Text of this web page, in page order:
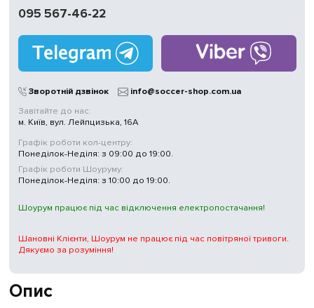
Опис
095 567-46-22
Зворотній дзвінок
info@soccer-shop.com.ua
Завітайте до нас:
м. Київ, вул. Лейпцизька, 16А
Графік роботи кол-центру:
Понеділок-Неділя: з 09:00 до 19:00.
Графік роботи Шоуруму:
Понеділок-Неділя: з 10:00 до 19:00.
Шоурум працює під час відключення електропостачання!
Шановні Клієнти, Шоурум не працює під час повітряної тривоги.
Дякуємо за розуміння!